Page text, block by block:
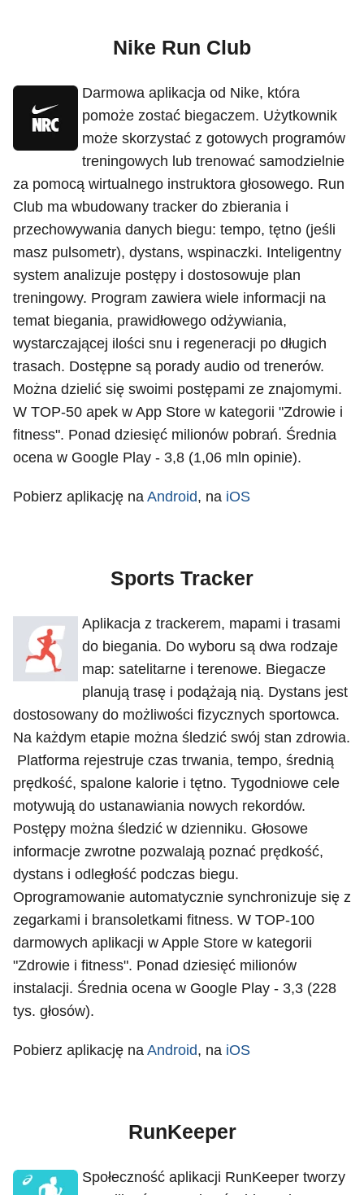
Nike Run Club
Darmowa aplikacja od Nike, która
pomoże zostać biegaczem. Użytkownik
może skorzystać z gotowych programów
treningowych lub trenować samodzielnie
za pomocą wirtualnego instruktora głosowego. Run
Club ma wbudowany tracker do zbierania i
przechowywania danych biegu: tempo, tętno (jeśli
masz pulsometr), dystans, wspinaczki. Inteligentny
system analizuje postępy i dostosowuje plan
treningowy. Program zawiera wiele informacji na
temat biegania, prawidłowego odżywiania,
wystarczającej ilości snu i regeneracji po długich
trasach. Dostępne są porady audio od trenerów.
Można dzielić się swoimi postępami ze znajomymi.
W TOP-50 apek w App Store w kategorii "Zdrowie i
fitness". Ponad dziesięć milionów pobrań. Średnia
ocena w Google Play - 3,8 (1,06 mln opinie).
Pobierz aplikację na Android, na iOS
Sports Tracker
Aplikacja z trackerem, mapami i trasami
do biegania. Do wyboru są dwa rodzaje
map: satelitarne i terenowe. Biegacze
planują trasę i podążają nią. Dystans jest
dostosowany do możliwości fizycznych sportowca.
Na każdym etapie można śledzić swój stan zdrowia.
Platforma rejestruje czas trwania, tempo, średnią
prędkość, spalone kalorie i tętno. Tygodniowe cele
motywują do ustanawiania nowych rekordów.
Postępy można śledzić w dzienniku. Głosowe
informacje zwrotne pozwalają poznać prędkość,
dystans i odległość podczas biegu.
Oprogramowanie automatycznie synchronizuje się z
zegarkami i bransoletkami fitness. W TOP-100
darmowych aplikacji w Apple Store w kategorii
"Zdrowie i fitness". Ponad dziesięć milionów
instalacji. Średnia ocena w Google Play - 3,3 (228
tys. głosów).
Pobierz aplikację na Android, na iOS
RunKeeper
Społeczność aplikacji RunKeeper tworzy